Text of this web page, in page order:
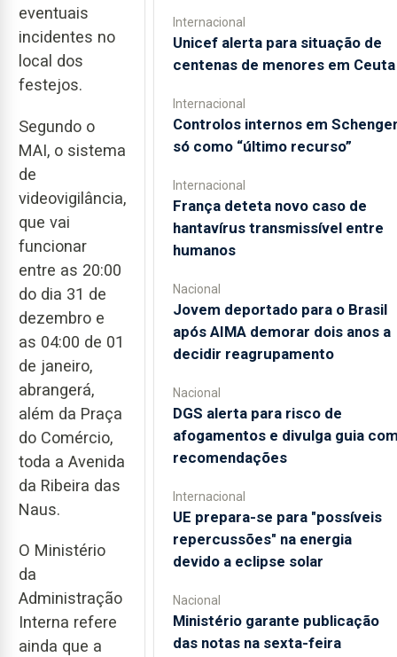
eventuais
incidentes no
local dos
festejos.
Segundo o
MAI, o sistema
de
videovigilância,
que vai
funcionar
entre as 20:00
do dia 31 de
dezembro e
as 04:00 de 01
de janeiro,
abrangerá,
além da Praça
do Comércio,
toda a Avenida
da Ribeira das
Naus.
O Ministério
da
Administração
Interna refere
ainda que a
Internacional
Unicef alerta para situação de
centenas de menores em Ceuta
Internacional
Controlos internos em
só como “último recurso”
Internacional
França deteta novo caso de
hantavírus transmissível entre
humanos
Nacional
Jovem deportado para o Brasil
após AIMA demorar dois anos a
decidir reagrupamento
Nacional
DGS alerta para risco de
afogamentos e divulga guia
recomendações
Internacional
UE prepara-se para "possíveis
repercussões" na energia
devido a eclipse solar
Nacional
Ministério garante publicação
das notas na sexta-feira